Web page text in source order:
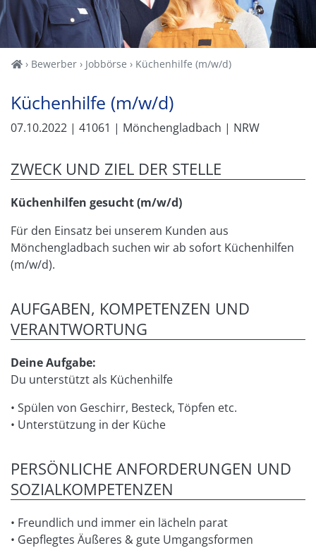
Home
Bewerber Jobbörse Küchenhilfe (m/w/d)
Küchenhilfe (m/w/d)
07.10.2022 | 41061 | Mönchengladbach | NRW
ZWECK UND ZIEL DER STELLE
Küchenhilfen gesucht (m/w/d)
Für den Einsatz bei unserem Kunden aus
Mönchengladbach suchen wir ab sofort Küchenhilfen
(m/w/d).
AUFGABEN, KOMPETENZEN UND
VERANTWORTUNG
Deine Aufgabe:
Du unterstützt als Küchenhilfe
• Spülen von Geschirr, Besteck, Töpfen etc.
• Unterstützung in der Küche
PERSÖNLICHE ANFORDERUNGEN UND
SOZIALKOMPETENZEN
• Freundlich und immer ein lächeln parat
• Gepflegtes Äußeres & gute Umgangsformen